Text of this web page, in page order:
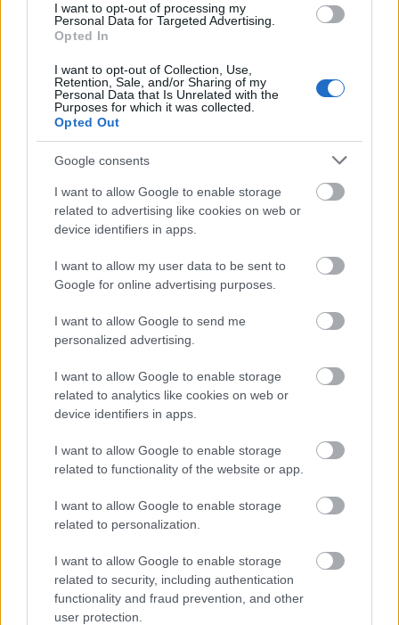
I want to opt-out of processing my
Personal Data for Targeted Advertising.
Opted In
I want to opt-out of Collection, Use,
Retention, Sale, and/or Sharing of my
Personal Data that Is Unrelated with the
Purposes for which it was collected.
Opted Out
Google consents
I want to allow Google to enable storage
related to advertising like cookies on web or
device identifiers in apps.
I want to allow my user data to be sent to
Google for online advertising purposes.
I want to allow Google to send me
personalized advertising.
I want to allow Google to enable storage
related to analytics like cookies on web or
device identifiers in apps.
I want to allow Google to enable storage
related to functionality of the website or app.
I want to allow Google to enable storage
related to personalization.
I want to allow Google to enable storage
related to security, including authentication
functionality and fraud prevention, and other
user protection.
Ο χορηγός στη νέα φανέλα του Σαλάχ έκανε τους
Έλληνες να απορούν
Αποστολία Ζώη: Ποζάρει στην παραλία και
εντυπωσιάζει με το καλλίγραμμο σώμα της
Βρέθηκε το πιο μικρό βενζινάδικο της Ελλάδας: Η
φωτογραφία τουρίστα που τα λέει όλα
Πόσο δίνουν οι στοιχηματικές στον Μητσοτάκη